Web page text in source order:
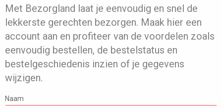
Met Bezorgland laat je eenvoudig en snel de
lekkerste gerechten bezorgen. Maak hier een
account aan en profiteer van de voordelen zoals
eenvoudig bestellen, de bestelstatus en
bestelgeschiedenis inzien of je gegevens
wijzigen.
Naam